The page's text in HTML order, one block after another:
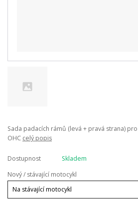
Sada padacích rámů (levá + pravá strana)
OHC celý popis
Dostupnost
Skladem
Nový / stávající motocykl